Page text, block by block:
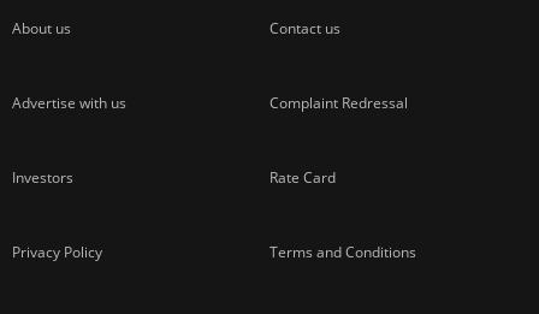
About us Contact us
Advertise with us Complaint Redressal
Investors Rate Card
Privacy Policy Terms and Conditions